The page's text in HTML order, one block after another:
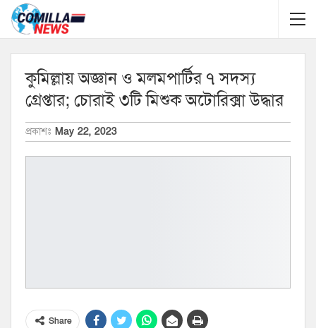
কুমিল্লায় অজ্ঞান ও মলমপার্টির ৭ সদস্য
গ্রেপ্তার; চোরাই ৩টি মিশুক অটোরিক্সা উদ্ধার
প্রকাশঃ May 22, 2023
Share